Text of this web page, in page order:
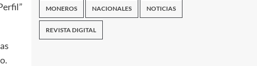
MONEROS NACIONALES NOTICIAS
REVISTA DIGITAL